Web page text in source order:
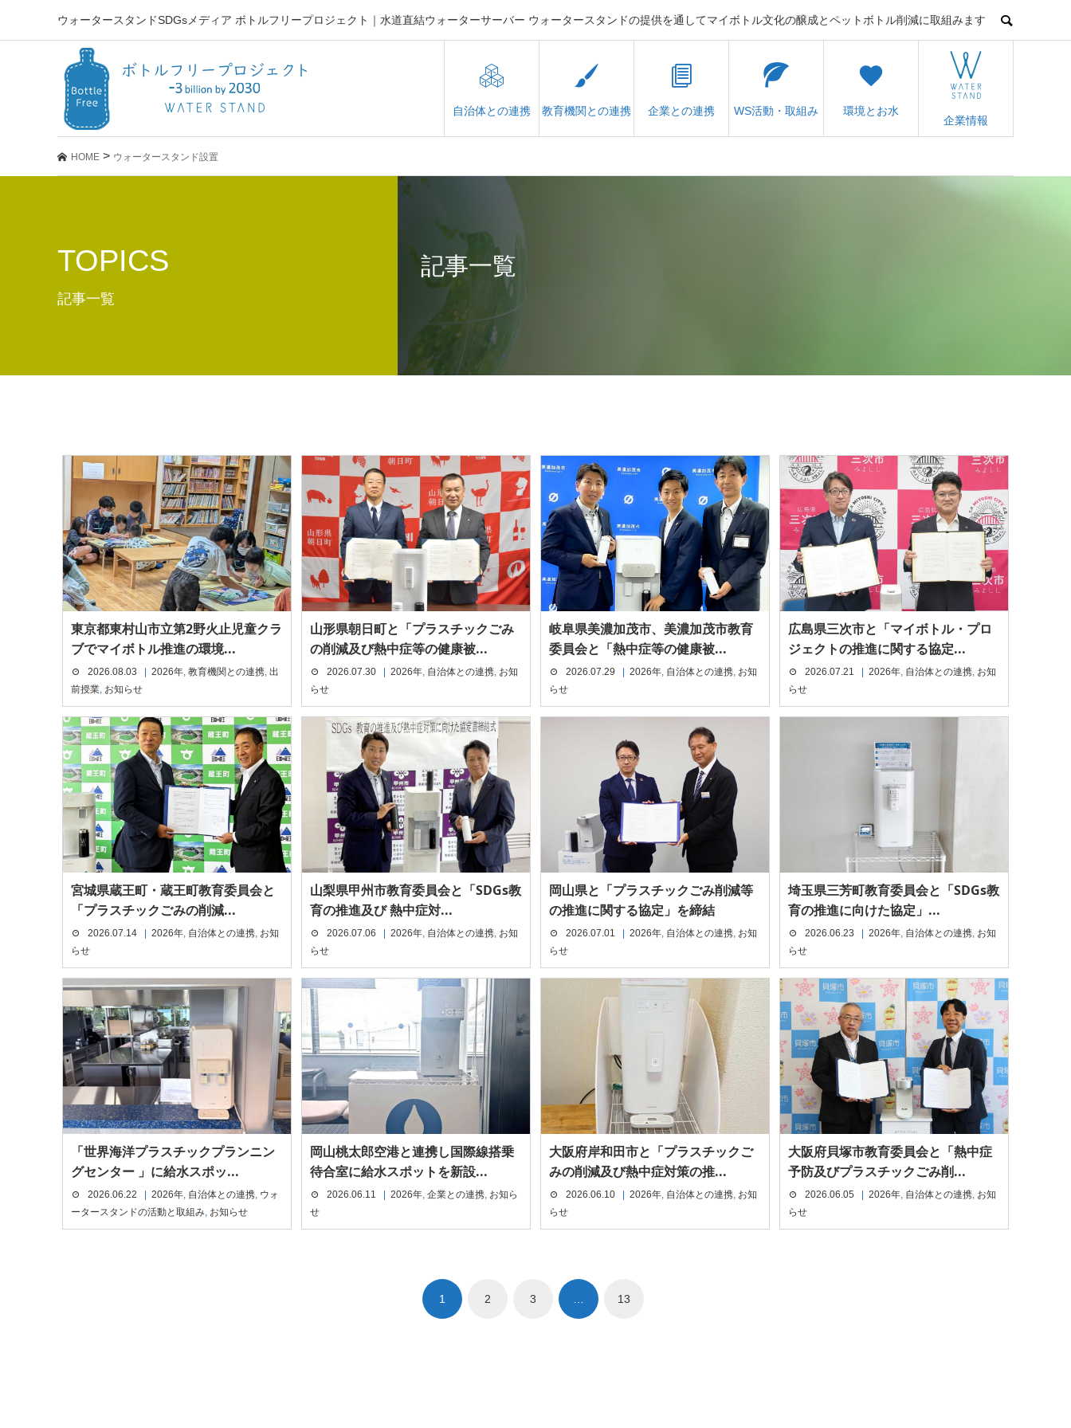
ウォータースタンドSDGsメディア ボトルフリープロジェクト｜水道直結ウォーターサーバー ウォータースタンドの提供を通してマイボトル文化の醸成とペットボトル削減に取組みます
自治体との連携 教育機関との連携 企業との連携 WS活動・取組み 環境とお水
企業情報
HOME > ウォータースタンド設置
TOPICS
記事一覧
記事一覧
東京都東村山市立第2野火止児童クラ
ブでマイボトル推進の環境...
2026.08.03 2026年, 教育機関との連携, 出
前授業, お知らせ
山形県朝日町と「プラスチックごみ
の削減及び熱中症等の健康被...
2026.07.30 2026年, 自治体との連携, お知
らせ
岐阜県美濃加茂市、美濃加茂市教育
委員会と「熱中症等の健康被...
2026.07.29 2026年, 自治体との連携, お知
らせ
広島県三次市と「マイボトル・プロ
ジェクトの推進に関する協定...
2026.07.21 2026年, 自治体との連携, お知
らせ
宮城県蔵王町・蔵王町教育委員会と
「プラスチックごみの削減...
2026.07.14 2026年, 自治体との連携, お知
らせ
山梨県甲州市教育委員会と「SDGs教
育の推進及び 熱中症対...
2026.07.06 2026年, 自治体との連携, お知
らせ
岡山県と「プラスチックごみ削減等
の推進に関する協定」を締結
2026.07.01 2026年, 自治体との連携, お知
らせ
埼玉県三芳町教育委員会と「SDGs教
育の推進に向けた協定」...
2026.06.23 2026年, 自治体との連携, お知
らせ
「世界海洋プラスチックプランニン
グセンター 」に給水スポッ...
2026.06.22 2026年, 自治体との連携, ウォ
ータースタンドの活動と取組み, お知らせ
岡山桃太郎空港と連携し国際線搭乗
待合室に給水スポットを新設...
2026.06.11 2026年, 企業との連携, お知ら
せ
大阪府岸和田市と「プラスチックご
みの削減及び熱中症対策の推...
2026.06.10 2026年, 自治体との連携, お知
らせ
大阪府貝塚市教育委員会と「熱中症
予防及びプラスチックごみ削...
2026.06.05 2026年, 自治体との連携, お知
らせ
1 2 3 13